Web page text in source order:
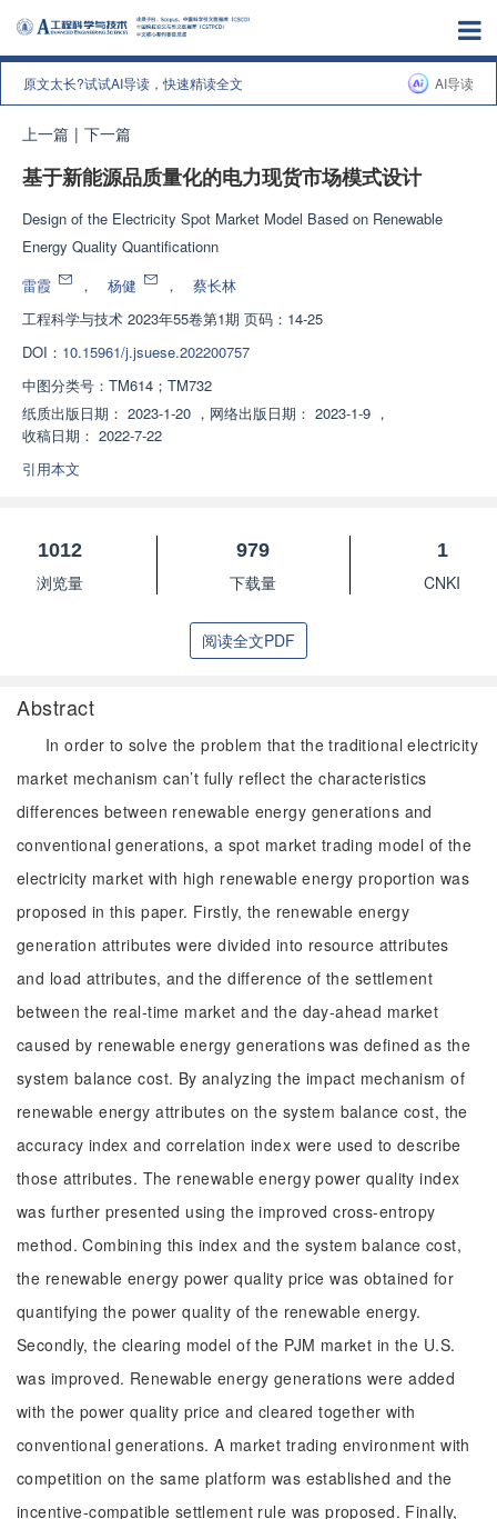
原文太长?试试AI导读，快速精读全文 AI导读
上一篇 | 下一篇
基于新能源品质量化的电力现货市场模式设计
Design of the Electricity Spot Market Model Based on Renewable
Energy Quality Quantificationn
雷霞
， 杨健 ，
蔡长林
工程科学与技术 2023年55卷第1期 页码：14-25
DOI： 10.15961/j.jsuese.202200757
中图分类号： TM614；TM732
纸质出版日期： 2023-1-20 ， 网络出版日期： 2023-1-9 ，
收稿日期： 2022-7-22
引用本文
1012
浏览量
979
下载量
1
CNKI
阅读全文PDF
Abstract
In order to solve the problem that the traditional electricity
market mechanism can’t fully reflect the characteristics
differences between renewable energy generations and
conventional generations, a spot market trading model of the
electricity market with high renewable energy proportion was
proposed in this paper. Firstly, the renewable energy
generation attributes were divided into resource attributes
and load attributes, and the difference of the settlement
between the real-time market and the day-ahead market
caused by renewable energy generations was defined as the
system balance cost. By analyzing the impact mechanism of
renewable energy attributes on the system balance cost, the
accuracy index and correlation index were used to describe
those attributes. The renewable energy power quality index
was further presented using the improved cross-entropy
method. Combining this index and the system balance cost,
the renewable energy power quality price was obtained for
quantifying the power quality of the renewable energy.
Secondly, the clearing model of the PJM market in the U.S.
was improved. Renewable energy generations were added
with the power quality price and cleared together with
conventional generations. A market trading environment with
competition on the same platform was established and the
incentive-compatible settlement rule was proposed. Finally,